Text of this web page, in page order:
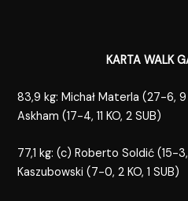
KARTA WALK
83,9 kg: Michał Materla (27-6, 9
Askham (17-4, 11 KO, 2 SUB)
77,1 kg: (c) Roberto Soldić (15-3,
Kaszubowski (7-0, 2 KO, 1 SUB)